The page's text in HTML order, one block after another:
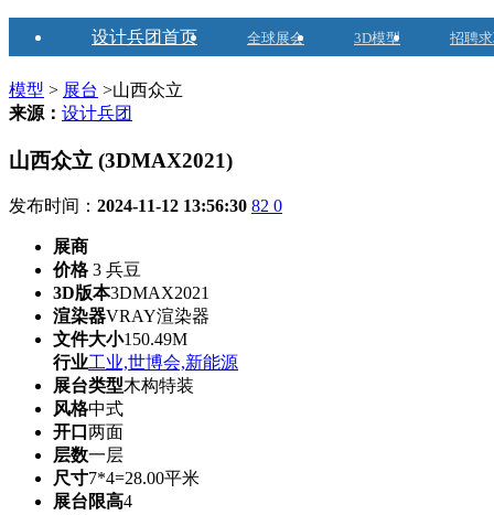
设计兵团首页 全球展会 3D模型 招聘
模型 > 展台 >山西众立
来源： 设计兵团
山西众立 (3DMAX2021)
发布时间： 2024-11-12 13:56:30 82 0
展商
价格3 兵豆
3D版本3DMAX2021
渲染器VRAY渲染器
文件大小150.49M
行业工业,世博会,新能源
展台类型木构特装
风格中式
开口 两面
层数一层
尺寸7*4=28.00平米
展台限高4